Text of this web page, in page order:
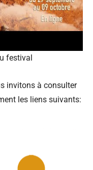
festival
invitons à consulter
les liens suivants: